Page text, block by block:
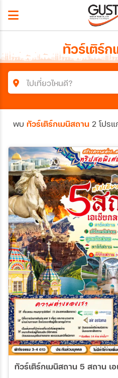
ทัวร์เติร์ก
ไปเที่ยวไหนดี?
ประเทศ
เมือง
สายการบิน
ตั้งแต่วันที่
ถึงวันที่
เฉพาะเดือน
พบ ทัวร์เติร์กเมนิสถาน 2 โปร
ทัวร์เติร์กเมนิสถาน 5 สถาน เ